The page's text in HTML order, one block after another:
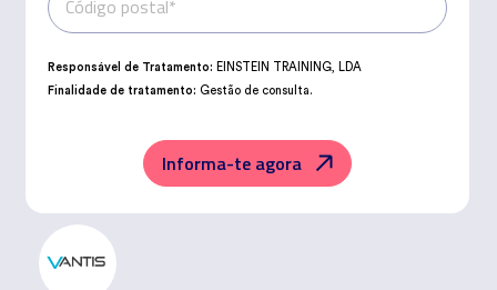
Telefone*
Código postal*
Responsável de Tratamento: EINSTEIN TRAINING, LDA
Finalidade de tratamento: Gestão de consulta.
aceder, retificar e excluir os dados, bem como outros direitos,
conforme o explicito naPolítica de Privacidade.
Informa-te agora